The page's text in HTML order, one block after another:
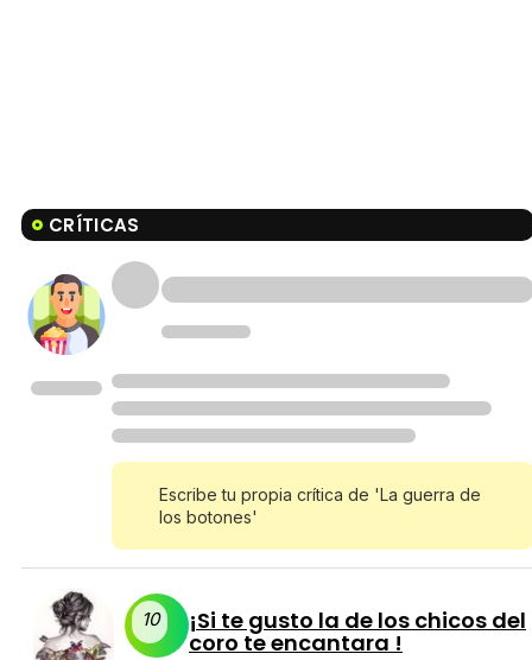
CRÍTICAS
Escribe tu propia crítica de 'La guerra de
los botones'
10 ¡Si te gusto la de los chicos del
coro te encantara !